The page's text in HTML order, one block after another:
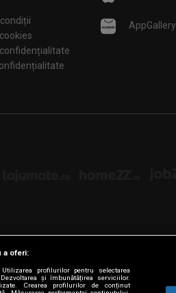
de confidențialitate
AppGallery
a oferi:
profilurilor pentru selectarea
și îmbunătățirea serviciilor.
Crearea profilurilor de conținut